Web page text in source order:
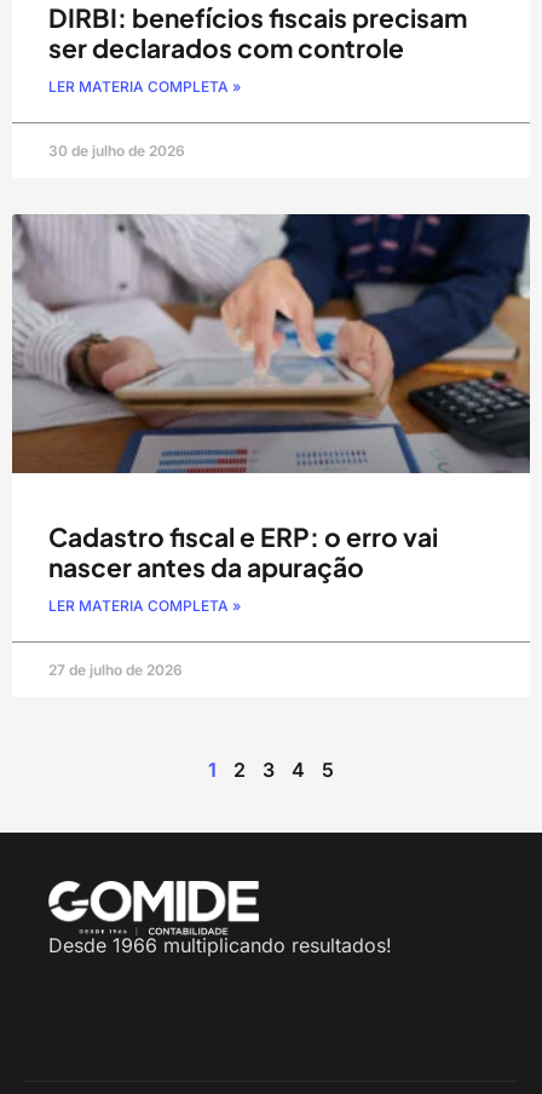
DIRBI: benefícios fiscais precisam
ser declarados com controle
LER MATERIA COMPLETA »
30 de julho de 2026
Cadastro fiscal e ERP: o erro vai
nascer antes da apuração
LER MATERIA COMPLETA »
27 de julho de 2026
1 2 3 4 5
Desde 1966 multiplicando resultados!